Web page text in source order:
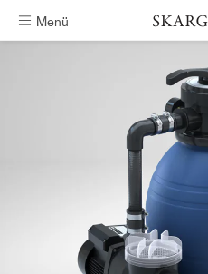
Menü Kostenlose